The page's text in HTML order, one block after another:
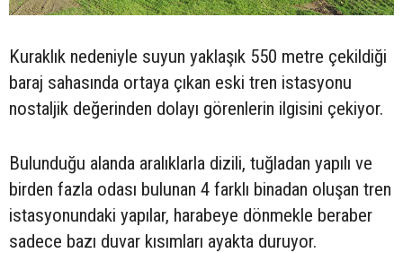
Kuraklık nedeniyle suyun yaklaşık 550 metre çekildiği
baraj sahasında ortaya çıkan eski tren istasyonu
nostaljik değerinden dolayı görenlerin ilgisini çekiyor.
Bulunduğu alanda aralıklarla dizili, tuğladan yapılı ve
birden fazla odası bulunan 4 farklı binadan oluşan tren
istasyonundaki yapılar, harabeye dönmekle beraber
sadece bazı duvar kısımları ayakta duruyor.